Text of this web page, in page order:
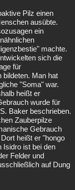
Pilz einen
ausübte.
ein
machte.
sich die
für
bildeten. Man hat
"Soma" war.
heißt er
wurde für
Baker beschrieben.
Zauberpilze
Gebrauch
heißt er "hongo
Isidro ist bei den
Felder und
auf Dung